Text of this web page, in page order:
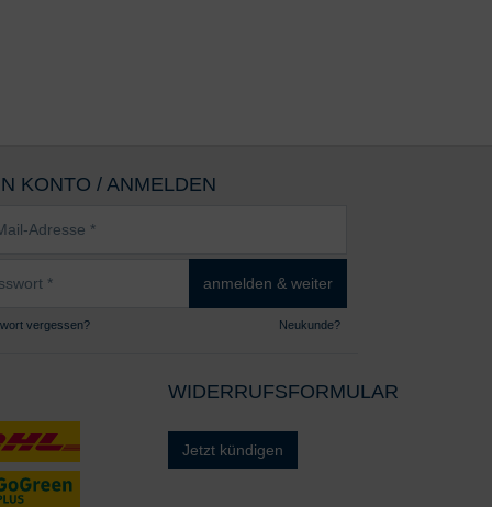
KONTO / ANMELDEN
anmelden & weiter
vergessen? Neukunde?
WIDERRUFSFORMULAR
Jetzt kündigen